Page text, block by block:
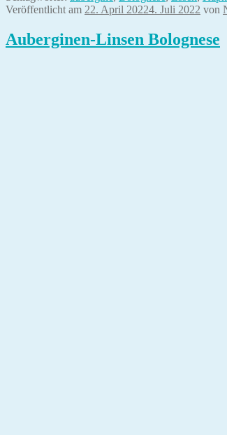
Veröffentlicht am 22. April 20224. Juli 2022 von
Auberginen-Linsen Bolognese